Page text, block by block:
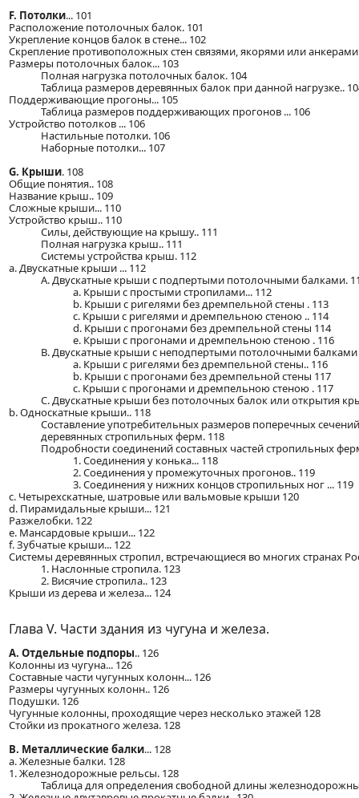
F. Потолки... 101
Расположение потолочных балок. 101
Укрепление концов балок в стене... 102
Скрепление противоположных стен связями, якорями или
Размеры потолочных балок... 103
Полная нагрузка потолочных балок. 104
Таблица размеров деревянных балок при данной нагрузке..
Поддерживающие прогоны... 105
Таблица размеров поддерживающих прогонов ... 106
Устройство потолков ... 106
Настильные потолки. 106
Наборные потолки... 107
G. Крыши. 108
Общие понятия.. 108
Название крыш.. 109
Сложные крыши... 110
Устройство крыш.. 110
Силы, действующие на крышу.. 111
Полная нагрузка крыш.. 111
Системы устройства крыш. 112
a. Двускатные крыши ... 112
A. Двускатные крыши с подпертыми потолочными балками.
a. Крыши с простыми стропилами... 112
b. Крыши с ригелями без дремпельной стены . 113
c. Крыши с ригелями и дремпельною стеною .. 114
d. Крыши с прогонами без дремпельной стены 114
e. Крыши с прогонами и дремпельною стеною . 116
B. Двускатные крыши с неподпертыми потолочными балками
a. Крыши с ригелями без дремпельной стены.. 116
b. Крыши с прогонами без дремпельной стены 117
c. Крыши с прогонами и дремпельною стеною . 117
C. Двускатные крыши без потолочных балок или открытия
b. Односкатные крыши.. 118
Составление употребительных размеров поперечных
деревянных стропильных ферм. 118
Подробности соединений составных частей стропильных
1. Соединения у конька... 118
2. Соединения у промежуточных прогонов.. 119
3. Соединения у нижних концов стропильных ног ... 119
c. Четырехскатные, шатровые или вальмовые крыши 120
d. Пирамидальные крыши... 121
Разжелобки. 122
e. Мансардовые крыши... 122
f. Зубчатые крыши... 122
Системы деревянных стропил, встречающиеся во многих странах
1. Наслонные стропила. 123
2. Висячие стропила.. 123
Крыши из дерева и железа... 124
Глава V. Части здания из чугуна и железа.
A. Отдельные подпоры.. 126
Колонны из чугуна... 126
Составные части чугунных колонн... 126
Размеры чугунных колонн.. 126
Подушки. 126
Чугунные колонны, проходящие через несколько этажей 128
Стойки из прокатного железа. 128
B. Металлические балки... 128
а. Железные балки. 128
1. Железнодорожные рельсы. 128
Таблица для определения свободной длины